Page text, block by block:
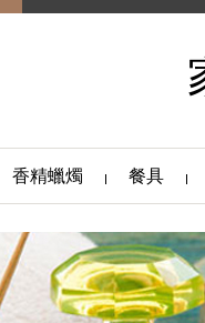
香精蠟燭 餐具